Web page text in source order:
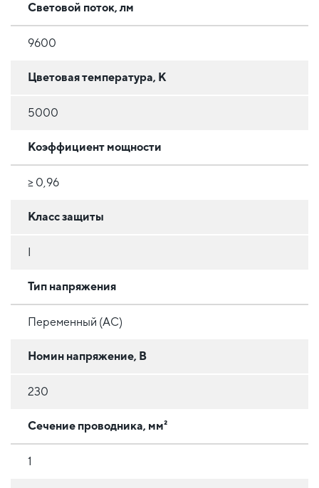
Световой поток, лм
9600
Цветовая температура, К
5000
Коэффициент мощности
≥ 0,96
Класс защиты
Тип напряжения
Переменный (AC)
Номин напряжение, В
230
Сечение проводника, мм²
1